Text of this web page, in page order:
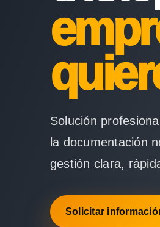
Solución
la documentación
gestión clara,
Solicitar